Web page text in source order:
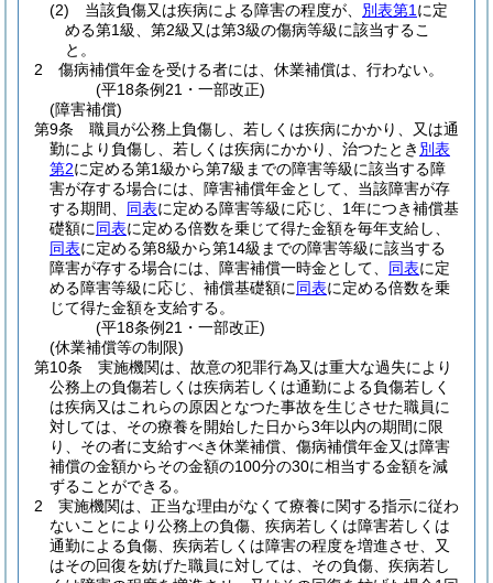
(2)
当該負傷又は疾病による障害の程度が、 別表第1 に定
める第1級、第2級又は第3級の傷病等級に該当するこ
と。
2
傷病補償年金を受ける者には、休業補償は、行わない。
(平18条例21・一部改正)
(障害補償)
第9条
職員が公務上負傷し、若しくは疾病にかかり、又は通
勤により負傷し、若しくは疾病にかかり、治つたとき 別表
第2に定める第1級から第7級までの障害等級に該当する障
害が存する場合には、障害補償年金として、当該障害が存
する期間、 同表に定める障害等級に応じ、1年につき補償基
礎額に同表に定める倍数を乗じて得た金額を毎年支給し、
同表に定める第8級から第14級までの障害等級に該当する
障害が存する場合には、障害補償一時金として、 同表に定
める障害等級に応じ、補償基礎額に同表に定める倍数を乗
じて得た金額を支給する。
(平18条例21・一部改正)
(休業補償等の制限)
第10条
実施機関は、故意の犯罪行為又は重大な過失により
公務上の負傷若しくは疾病若しくは通勤による負傷若しく
は疾病又はこれらの原因となつた事故を生じさせた職員に
対しては、その療養を開始した日から3年以内の期間に限
り、その者に支給すべき休業補償、傷病補償年金又は障害
補償の金額からその金額の100分の30に相当する金額を減
ずることができる。
2
実施機関は、正当な理由がなくて療養に関する指示に従わ
ないことにより公務上の負傷、疾病若しくは障害若しくは
通勤による負傷、疾病若しくは障害の程度を増進させ、又
はその回復を妨げた職員に対しては、その負傷、疾病若し